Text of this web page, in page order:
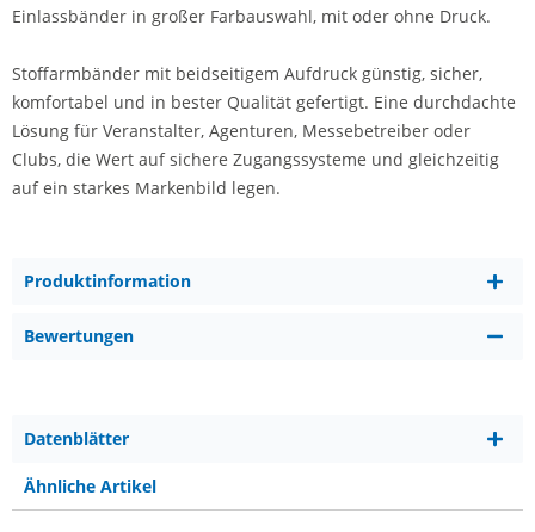
Einlassbänder in großer Farbauswahl, mit oder ohne Druck.
Stoffarmbänder mit beidseitigem Aufdruck günstig, sicher,
komfortabel und in bester Qualität gefertigt. Eine durchdachte
Lösung für Veranstalter, Agenturen, Messebetreiber oder
Clubs, die Wert auf sichere Zugangssysteme und gleichzeitig
auf ein starkes Markenbild legen.
Produktinformation
Bewertungen
Datenblätter
Ähnliche Artikel